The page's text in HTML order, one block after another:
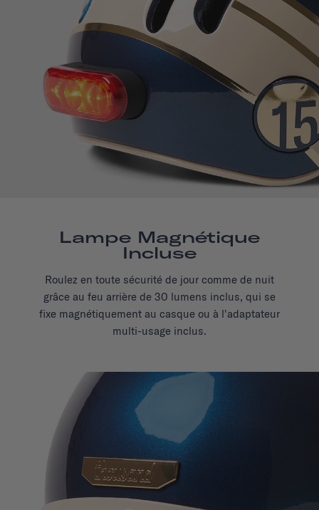
Lampe Magnétique
Incluse
Roulez en toute sécurité de jour comme de nuit
grâce au feu arrière de 30 lumens inclus, qui se
fixe magnétiquement au casque ou à l'adaptateur
multi-usage inclus.